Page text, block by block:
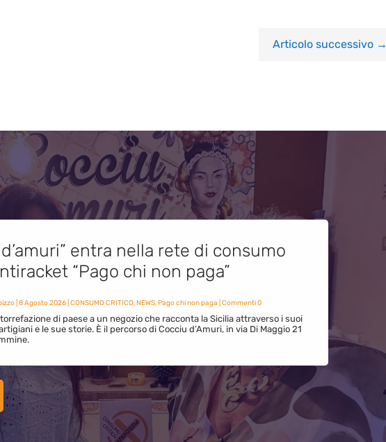
Articolo successivo→
entra nella rete di consumo
“Pago chi non paga”
| 8 Agosto 2026| CONSUMO CRITICO,NEWS,Pago chi non paga | Commenti 0
di paese a un negozio che racconta la Sicilia attraverso i suoi
e le sue storie. È il percorso di Cocciu d’Amuri, in via Di Maggio 21